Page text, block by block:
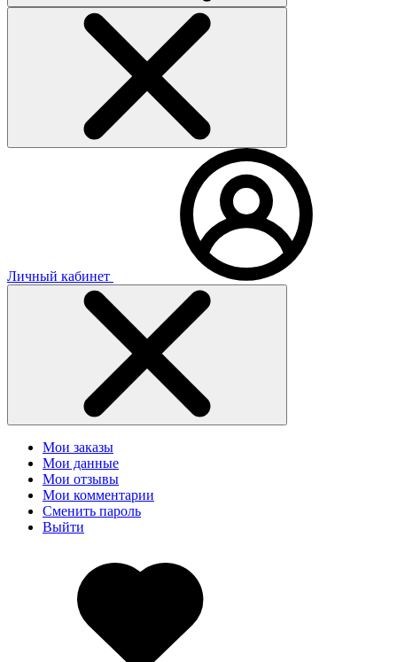
Личный кабинет
Мои заказы
Мои данные
Мои отзывы
Мои комментарии
Сменить пароль
Выйти